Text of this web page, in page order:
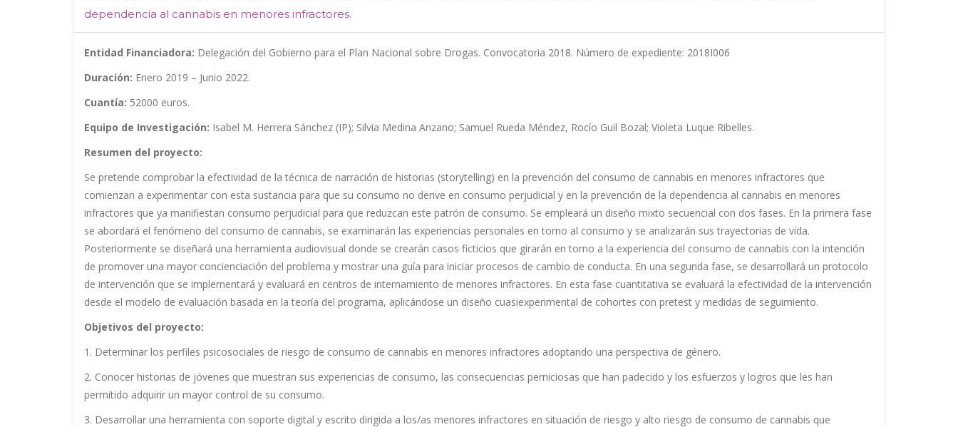
dependencia al cannabis en menores infractores.
Entidad Financiadora: Delegación del Gobierno para el Plan Nacional sobre Drogas. Convocatoria 2018. Número de expediente: 2018I006
Duración: Enero 2019 – Junio 2022.
Cuantía: 52000 euros.
Equipo de Investigación: Isabel M. Herrera Sánchez (IP); Silvia Medina Anzano; Samuel Rueda Méndez, Rocío Guil Bozal; Violeta Luque Ribelles.
Resumen del proyecto:
Se pretende comprobar la efectividad de la técnica de narración de historias (storytelling) en la prevención del consumo de cannabis en menores infractores que
comienzan a experimentar con esta sustancia para que su consumo no derive en consumo perjudicial y en la prevención de la dependencia al cannabis en menores
infractores que ya manifiestan consumo perjudicial para que reduzcan este patrón de consumo. Se empleará un diseño mixto secuencial con dos fases. En la primera fase
se abordará el fenómeno del consumo de cannabis, se examinarán las experiencias personales en torno al consumo y se analizarán sus trayectorias de vida.
Posteriormente se diseñará una herramienta audiovisual donde se crearán casos ficticios que girarán en torno a la experiencia del consumo de cannabis con la intención
de promover una mayor concienciación del problema y mostrar una guía para iniciar procesos de cambio de conducta. En una segunda fase, se desarrollará un protocolo
de intervención que se implementará y evaluará en centros de internamiento de menores infractores. En esta fase cuantitativa se evaluará la efectividad de la intervención
desde el modelo de evaluación basada en la teoría del programa, aplicándose un diseño cuasiexperimental de cohortes con pretest y medidas de seguimiento.
Objetivos del proyecto:
1. Determinar los perfiles psicosociales de riesgo de consumo de cannabis en menores infractores adoptando una perspectiva de género.
2. Conocer historias de jóvenes que muestran sus experiencias de consumo, las consecuencias perniciosas que han padecido y los esfuerzos y logros que les han
permitido adquirir un mayor control de su consumo.
3. Desarrollar una herramienta con soporte digital y escrito dirigida a los/as menores infractores en situación de riesgo y alto riesgo de consumo de cannabis que